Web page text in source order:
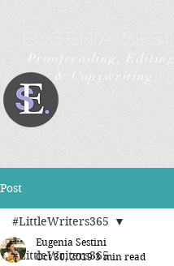
Proofreading, Editing
& Copywriting
Post
#LittleWriters365
#LittleWriters365
Eugenia Sestini
Oct 30, 2019 3 min read